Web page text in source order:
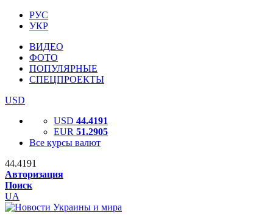
РУС
УКР
ВИДЕО
ФОТО
ПОПУЛЯРНЫЕ
СПЕЦПРОЕКТЫ
USD
USD 44.4191
EUR 51.2905
Все курсы валют
44.4191
Авторизация
Поиск
UA